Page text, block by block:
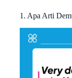
1. Apa Arti